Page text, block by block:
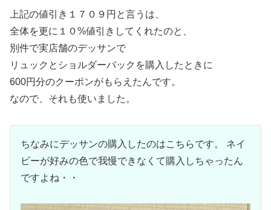
上記の値引き１７０９円と言うは、
全体を更に１０%値引きしてくれたのと、
別件で実店舗のデッサンで
リュックとショルダーバックを購入したときに
600円分のクーポンがもらえたんです。
なので、それも使いました。
ちなみにデッサンの購入したのはこちらです。 ネイ
ビーが好みの色で我慢できなくて購入しちゃったん
ですよね・・